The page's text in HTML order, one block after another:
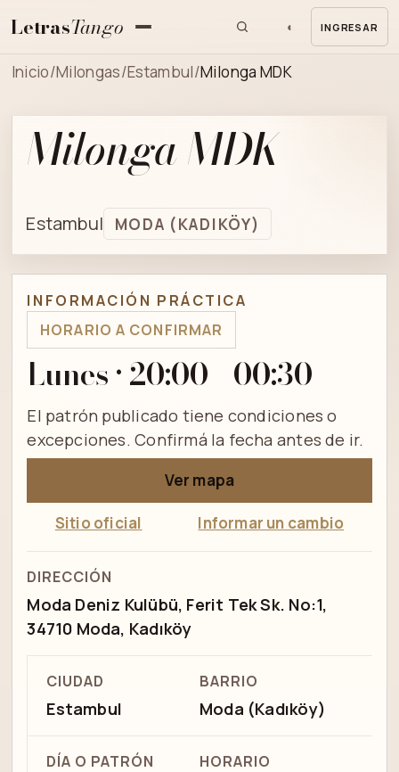
LetrasTango ◐ INGRESAR
Inicio/Milongas/Estambul/Milonga MDK
Milonga MDK
Estambul MODA (KADIKÖY)
INFORMACIÓN PRÁCTICA
HORARIO A CONFIRMAR
Lunes · 20:00 - 00:30
El patrón publicado tiene condiciones o
excepciones. Confirmá la fecha antes de ir.
Ver mapa
Sitio oficial Informar un cambio
DIRECCIÓN
Moda Deniz Kulübü, Ferit Tek Sk. No:1,
34710 Moda, Kadıköy
CIUDAD
Estambul
BARRIO
Moda (Kadıköy)
DÍA O PATRÓN HORARIO